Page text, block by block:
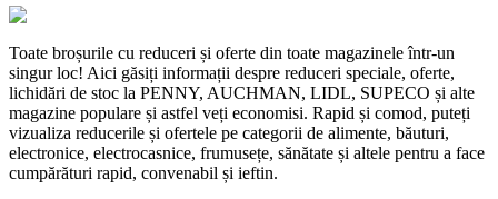
Toate broșurile cu reduceri și oferte din toate magazinele într-un
singur loc! Aici găsiți informații despre reduceri speciale, oferte,
lichidări de stoc la PENNY, AUCHMAN, LIDL, SUPECO și alte
magazine populare și astfel veți economisi. Rapid și comod, puteți
vizualiza reducerile și ofertele pe categorii de alimente, băuturi,
electronice, electrocasnice, frumusețe, sănătate și altele pentru a face
cumpărături rapid, convenabil și ieftin.